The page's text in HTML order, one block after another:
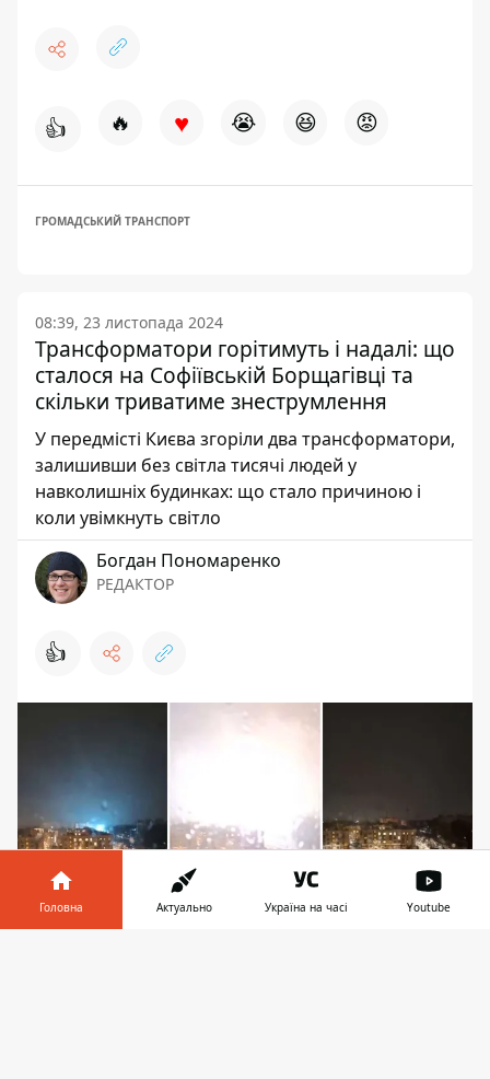
👍 🔥 ♥ 😭 😆 😡
ГРОМАДСЬКИЙ ТРАНСПОРТ
08:39, 23 листопада 2024
Трансформатори горітимуть і надалі: що
сталося на Софіївській Борщагівці та
скільки триватиме знеструмлення
У передмісті Києва згоріли два трансформатори,
залишивши без світла тисячі людей у
навколишніх будинках: що стало причиною і
коли увімкнуть світло
Богдан Пономаренко
РЕДАКТОР
👍
Головна Актуально Україна на часі Youtube